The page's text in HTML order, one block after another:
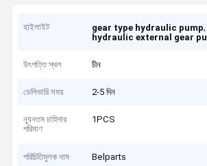
হাইলাইট gear type hydraulic pump,
hydraulic external gear
উৎপত্তি স্থল চীন
ডেলিভারি সময় 2-5 দিন
ন্যূনতম চাহিদার
পরিমাণ
1PCS
পরিচিতিমুলক নাম Belparts